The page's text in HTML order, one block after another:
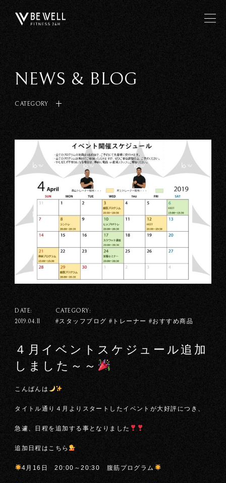
NEWS & BLOG
CATEGORY
DATE:
2019.04.11
CATEGORY:
#スタッフブログ #トレーナー #おすすめ商品
４月イベントスケジュール追加
しました～～
こんばんは
タイトル通り４月よりスタートしたイベントが大好評につき、
急遽、日程を追加する事となりました
追加日程はこちら
4月16日 20:00～20:30 腹筋プログラム